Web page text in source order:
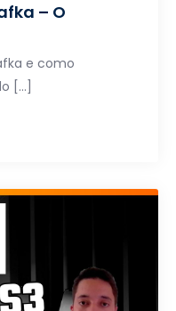
– O
e como
[…]